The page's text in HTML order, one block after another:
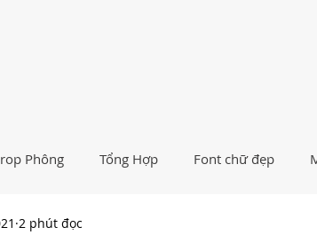
Phông Tổng Hợp Font chữ đẹp
Việt Nam
2 phút đọc